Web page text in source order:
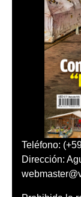
Teléfono:
Dirección: